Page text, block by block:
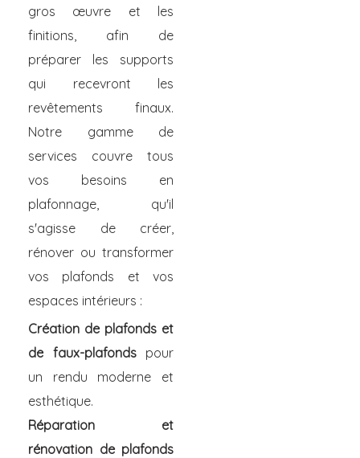
gros œuvre et les
finitions, afin de
préparer les supports
qui recevront les
revêtements finaux.
Notre gamme de
services couvre tous
vos besoins en
plafonnage, qu'il
s'agisse de créer,
rénover ou transformer
vos plafonds et vos
espaces intérieurs :
Création de plafonds et
de faux-plafondspour
un rendu moderne et
esthétique.
Réparation et
rénovation de plafonds